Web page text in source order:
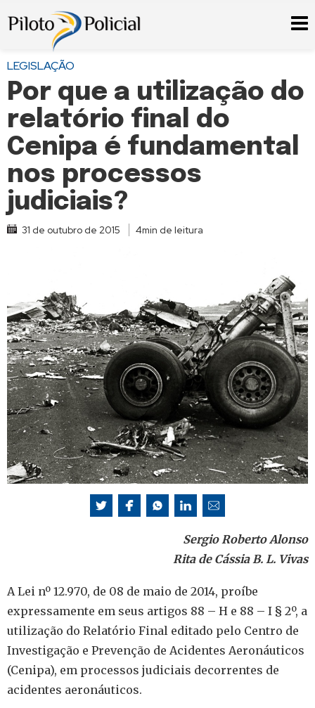
LEGISLAÇÃO
Por que a utilização do
relatório final do
Cenipa é fundamental
nos processos
judiciais?
31 de outubro de 2015 4min de leitura
Sergio Roberto Alonso
Rita de Cássia B. L. Vivas
A Lei nº 12.970, de 08 de maio de 2014, proíbe
expressamente em seus artigos 88 – H e 88 – I § 2º, a
utilização do Relatório Final editado pelo Centro de
Investigação e Prevenção de Acidentes Aeronáuticos
(Cenipa), em processos judiciais decorrentes de
acidentes aeronáuticos.